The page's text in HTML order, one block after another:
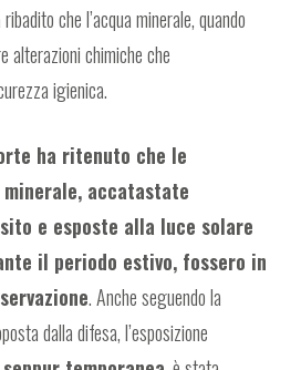
che l’acqua minerale, quando
alterazioni chimiche che
igienica.
ha ritenuto che le
accatastate
e esposte alla luce solare
il periodo estivo, fossero in
. Anche seguendo la
dalla difesa, l’esposizione